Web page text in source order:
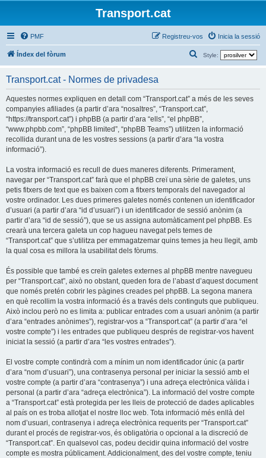
Transport.cat
PMF Inicia la sessió
Registreu-vos
Índex del fòrum Style:
e
c
a
Transport.cat - Normes de privadesa
Aquestes normes expliquen en detall com “Transport.cat” a més de les seves
companyies afiliades (a partir d’ara “nosaltres”, “Transport.cat”,
“https://transport.cat”) i phpBB (a partir d’ara “ells”, “el phpBB”,
“www.phpbb.com”, “phpBB limited”, “phpBB Teams”) utilitzen la informació
recollida durant una de les vostres sessions (a partir d’ara “la vostra
informació”).
La vostra informació es recull de dues maneres diferents. Primerament,
navegar per “Transport.cat” farà que el phpBB creï una sèrie de galetes, uns
petis fitxers de text que es baixen com a fitxers temporals del navegador al
vostre ordinador. Les dues primeres galetes només contenen un identificador
d’usuari (a partir d’ara “id d’usuari”) i un identificador de sessió anònim (a
partir d’ara “id de sessió”), que se us assigna automàticament pel phpBB. Es
crearà una tercera galeta un cop hagueu navegat pels temes de
“Transport.cat” que s’utilitza per emmagatzemar quins temes ja heu llegit, amb
la qual cosa es millora la usabilitat dels fòrums.
És possible que també es creïn galetes externes al phpBB mentre navegueu
per “Transport.cat”, això no obstant, queden fora de l’abast d’aquest document
que només pretén cobrir les pàgines creades pel phpBB. La segona manera
en què recollim la vostra informació és a través dels continguts que publiqueu.
Això inclou però no es limita a: publicar entrades com a usuari anònim (a partir
d’ara “entrades anònimes”), registrar-vos a “Transport.cat” (a partir d’ara “el
vostre compte”) i les entrades que publiqueu després de registrar-vos havent
iniciat la sessió (a partir d’ara “les vostres entrades”).
El vostre compte contindrà com a mínim un nom identificador únic (a partir
d’ara “nom d’usuari”), una contrasenya personal per iniciar la sessió amb el
vostre compte (a partir d’ara “contrasenya”) i una adreça electrònica vàlida i
personal (a partir d’ara “adreça electrònica”). La informació del vostre compte
a “Transport.cat” està protegida per les lleis de protecció de dades aplicables
al país on es troba allotjat el nostre lloc web. Tota informació més enllà del
nom d’usuari, contrasenya i adreça electrònica requerits per “Transport.cat”
durant el procés de registrar-vos, és obligatòria o opcional a la discreció de
“Transport.cat”. En qualsevol cas, podeu decidir quina informació del vostre
compte es mostra públicament. Addicionalment, des del vostre compte, teniu